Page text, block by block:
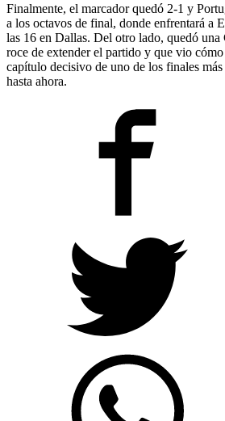
Finalmente, el marcador quedó 2-1 y
a los octavos de final, donde enfrentará a
las 16 en Dallas. Del otro lado, quedó una
roce de extender el partido y que vio
capítulo decisivo de uno de los finales
hasta ahora.